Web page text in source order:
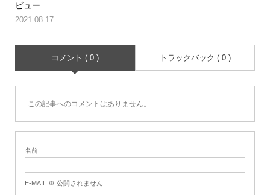
ビュー...
2021.08.17
コメント ( 0 ) トラックバック ( 0 )
この記事へのコメントはありません。
名前
E-MAIL ※ 公開されません